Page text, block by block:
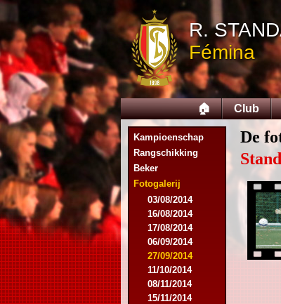
R.
Fémina
🏠 Club
Kampioenschap
Rangschikking
Beker
Fotogalerij
03/08/2014
16/08/2014
17/08/2014
06/09/2014
27/09/2014
11/10/2014
08/11/2014
15/11/2014
De